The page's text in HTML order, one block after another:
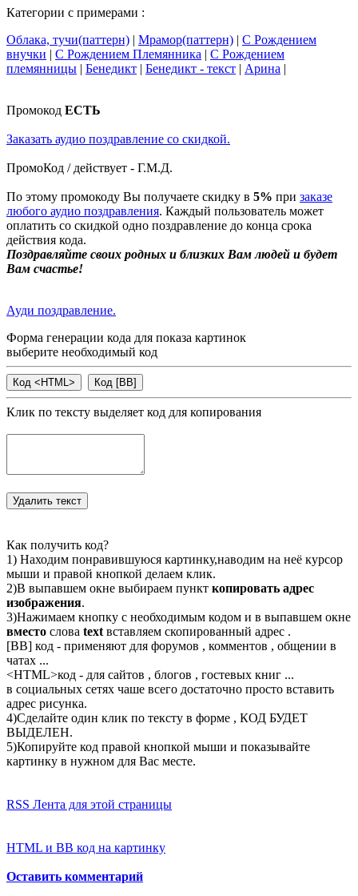
Категории с примерами :
Облака, тучи(паттерн) | Мрамор(паттерн) | С Рождением
внучки | С Рождением Племянника | С Рождением
племянницы | Бенедикт | Бенедикт - текст | Арина |
Промокод ЕСТЬ
Заказать аудио поздравление со скидкой.
ПромоКод / действует - Г.М.Д.
По этому промокоду Вы получаете скидку в 5% при заказе
любого аудио поздравления. Каждый пользователь может
оплатить со скидкой одно поздравление до конца срока
действия кода.
Поздравляйте своих родных и близких Вам людей и будет
Вам счастье!
Ауди поздравление.
Форма генерации кода для показа картинок
выберите необходимый код
Клик по тексту выделяет код для копирования
Как получить код?
1) Находим понравившуюся картинку,наводим на неё курсор
мыши и правой кнопкой делаем клик.
2)В выпавшем окне выбираем пункт копировать адрес
изображения.
3)Нажимаем кнопку с необходимым кодом и в выпавшем окне
вместо слова text вставляем скопированный адрес .
[BB] код - применяют для форумов , комментов , общении в
чатах ...
<HTML>код - для сайтов , блогов , гостевых книг ...
в социальных сетях чаше всего достаточно просто вставить
адрес рисунка.
4)Сделайте один клик по тексту в форме , КОД БУДЕТ
ВЫДЕЛЕН.
5)Копируйте код правой кнопкой мыши и показывайте
картинку в нужном для Вас месте.
RSS Лента для этой страницы
HTML и BB код на картинку
Оставить комментарий